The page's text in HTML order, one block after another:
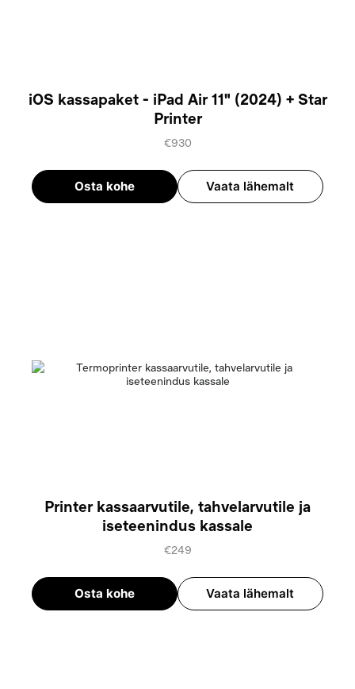
iOS kassapaket - iPad Air 11" (2024) + Star
Printer
€930
Osta kohe Vaata lähemalt
Printer kassaarvutile, tahvelarvutile ja
iseteenindus kassale
€249
Osta kohe Vaata lähemalt